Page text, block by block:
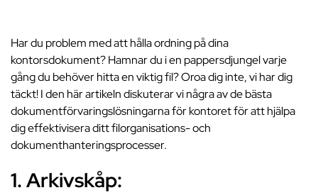
Har du problem med att hålla ordning på dina
kontorsdokument? Hamnar du i en pappersdjungel varje
gång du behöver hitta en viktig fil? Oroa dig inte, vi har dig
täckt! I den här artikeln diskuterar vi några av de bästa
dokumentförvaringslösningarna för kontoret för att hjälpa
dig effektivisera ditt filorganisations- och
dokumenthanteringsprocesser.
1. Arkivskåp: